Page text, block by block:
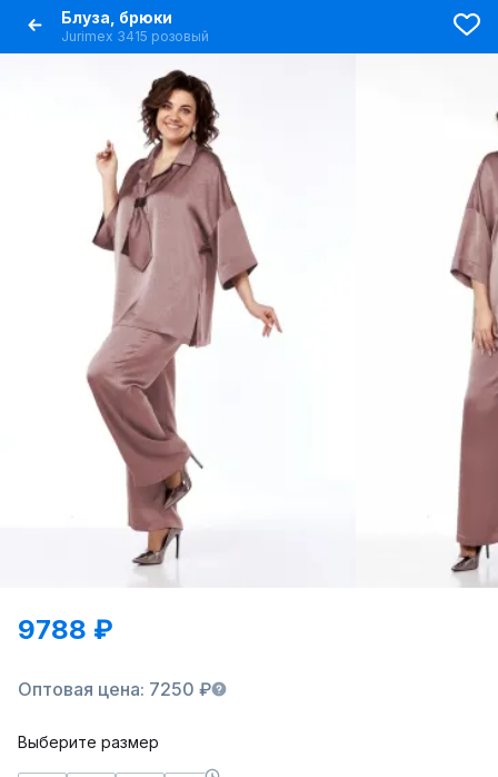
Блуза, брюки
Jurimex 3415 розовый
9788 ₽
Оптовая цена: 7250 ₽
Выберите размер